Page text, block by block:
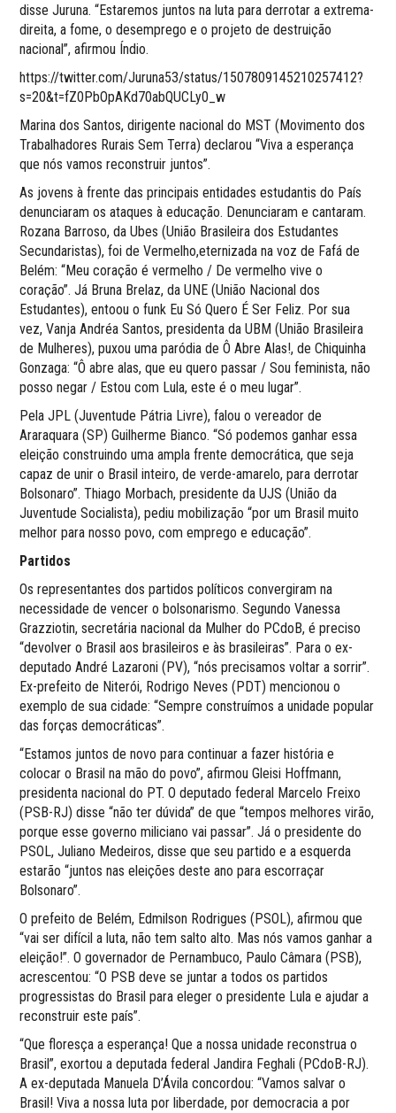
disse Juruna. “Estaremos juntos na luta para derrotar a extrema-
direita, a fome, o desemprego e o projeto de destruição
nacional”, afirmou Índio.
https://twitter.com/Juruna53/status/1507809145210257412?
s=20&t=fZ0PbOpAKd70abQUCLy0_w
Marina dos Santos, dirigente nacional do MST (Movimento dos
Trabalhadores Rurais Sem Terra) declarou “Viva a esperança
que nós vamos reconstruir juntos”.
As jovens à frente das principais entidades estudantis do País
denunciaram os ataques à educação. Denunciaram e cantaram.
Rozana Barroso, da Ubes (União Brasileira dos Estudantes
Secundaristas), foi de Vermelho,eternizada na voz de Fafá de
Belém: “Meu coração é vermelho / De vermelho vive o
coração”. Já Bruna Brelaz, da UNE (União Nacional dos
Estudantes), entoou o funk Eu Só Quero É Ser Feliz. Por sua
vez, Vanja Andréa Santos, presidenta da UBM (União Brasileira
de Mulheres), puxou uma paródia de Ô Abre Alas!, de Chiquinha
Gonzaga: “Ô abre alas, que eu quero passar / Sou feminista, não
posso negar / Estou com Lula, este é o meu lugar”.
Pela JPL (Juventude Pátria Livre), falou o vereador de
Araraquara (SP) Guilherme Bianco. “Só podemos ganhar essa
eleição construindo uma ampla frente democrática, que seja
capaz de unir o Brasil inteiro, de verde-amarelo, para derrotar
Bolsonaro”. Thiago Morbach, presidente da UJS (União da
Juventude Socialista), pediu mobilização “por um Brasil muito
melhor para nosso povo, com emprego e educação”.
Partidos
Os representantes dos partidos políticos convergiram na
necessidade de vencer o bolsonarismo. Segundo Vanessa
Grazziotin, secretária nacional da Mulher do PCdoB, é preciso
“devolver o Brasil aos brasileiros e às brasileiras”. Para o ex-
deputado André Lazaroni (PV), “nós precisamos voltar a sorrir”.
Ex-prefeito de Niterói, Rodrigo Neves (PDT) mencionou o
exemplo de sua cidade: “Sempre construímos a unidade popular
das forças democráticas”.
“Estamos juntos de novo para continuar a fazer história e
colocar o Brasil na mão do povo”, afirmou Gleisi Hoffmann,
presidenta nacional do PT. O deputado federal Marcelo Freixo
(PSB-RJ) disse “não ter dúvida” de que “tempos melhores virão,
porque esse governo miliciano vai passar”. Já o presidente do
PSOL, Juliano Medeiros, disse que seu partido e a esquerda
estarão “juntos nas eleições deste ano para escorraçar
Bolsonaro”.
O prefeito de Belém, Edmilson Rodrigues (PSOL), afirmou que
“vai ser difícil a luta, não tem salto alto. Mas nós vamos ganhar a
eleição!”. O governador de Pernambuco, Paulo Câmara (PSB),
acrescentou: “O PSB deve se juntar a todos os partidos
progressistas do Brasil para eleger o presidente Lula e ajudar a
reconstruir este país”.
“Que floresça a esperança! Que a nossa unidade reconstrua o
Brasil”, exortou a deputada federal Jandira Feghali (PCdoB-RJ).
A ex-deputada Manuela D’Ávila concordou: “Vamos salvar o
Brasil! Viva a nossa luta por liberdade, por democracia a por